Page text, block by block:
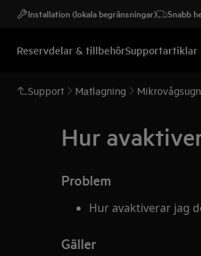
Installation (lokala begränsningar) Snabb
Reservdelar & tillbehörSupportartiklar
Support Matlagning
Hur
Problem
Hur avaktiverar jag
Gäller